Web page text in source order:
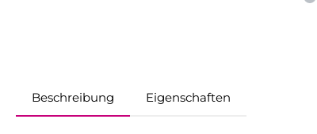
Beschreibung Eigenschaften